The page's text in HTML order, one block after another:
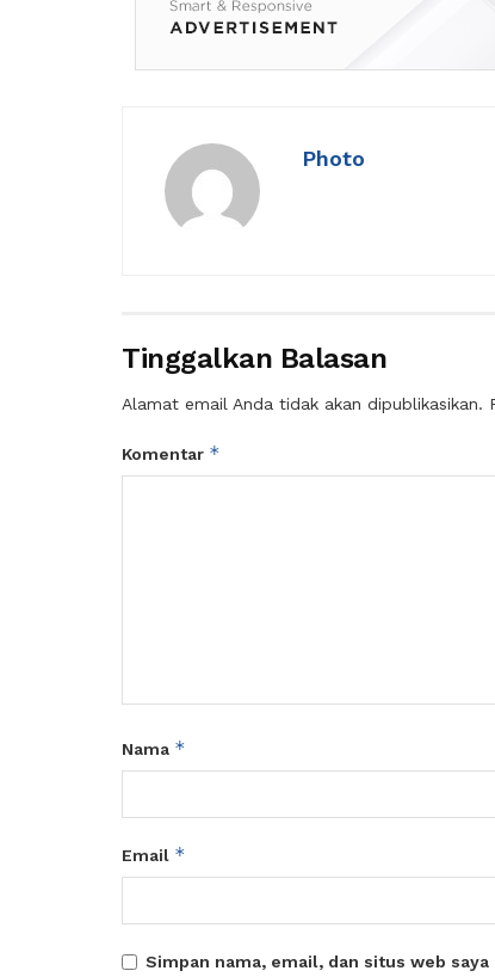
Photo
Tinggalkan Balasan
Alamat email Anda tidak akan dipublikasikan.
Komentar *
Nama *
Email *
Simpan nama, email, dan situs web